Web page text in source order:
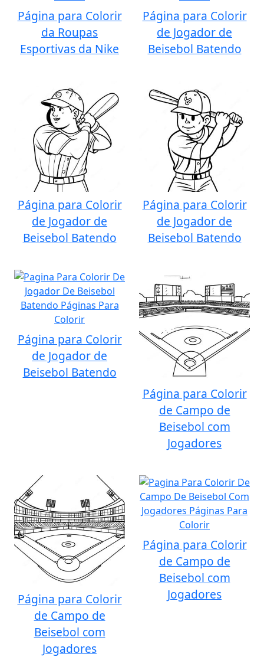
Página para Colorir
da Roupas
Esportivas da Nike
Página para Colorir
de Jogador de
Beisebol Batendo
Página para Colorir
de Jogador de
Beisebol Batendo
Página para Colorir
de Jogador de
Beisebol Batendo
Página para Colorir
de Jogador de
Beisebol Batendo
Página para Colorir
de Campo de
Beisebol com
Jogadores
Página para Colorir
de Campo de
Beisebol com
Jogadores
Página para Colorir
de Campo de
Beisebol com
Jogadores